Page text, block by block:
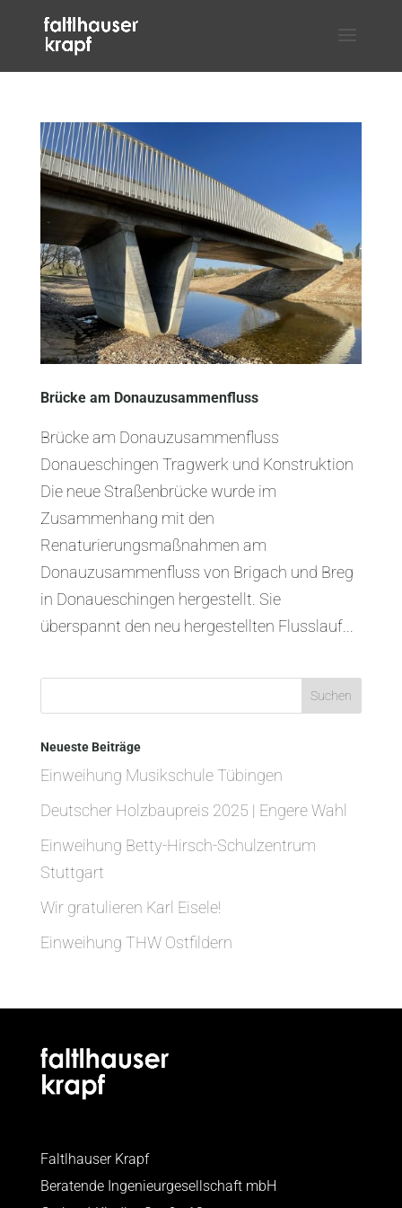
Brücke am Donauzusammenfluss
Brücke am Donauzusammenfluss
Donaueschingen Tragwerk und Konstruktion
Die neue Straßenbrücke wurde im
Zusammenhang mit den
Renaturierungsmaßnahmen am
Donauzusammenfluss von Brigach und Breg
in Donaueschingen hergestellt. Sie
überspannt den neu hergestellten Flusslauf...
Neueste Beiträge
Einweihung Musikschule Tübingen
Deutscher Holzbaupreis 2025 | Engere Wahl
Einweihung Betty-Hirsch-Schulzentrum
Stuttgart
Wir gratulieren Karl Eisele!
Einweihung THW Ostfildern
Faltlhauser Krapf
Beratende Ingenieurgesellschaft mbH